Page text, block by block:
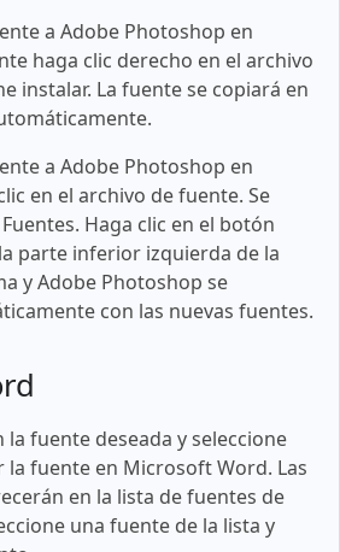
a Adobe Photoshop en
haga clic derecho en el archivo
instalar. La fuente se copiará en
a Adobe Photoshop en
en el archivo de fuente. Se
Haga clic en el botón
parte inferior izquierda de la
y Adobe Photoshop se
con las nuevas fuentes.
la fuente deseada y seleccione
fuente en Microsoft Word. Las
en la lista de fuentes de
una fuente de la lista y